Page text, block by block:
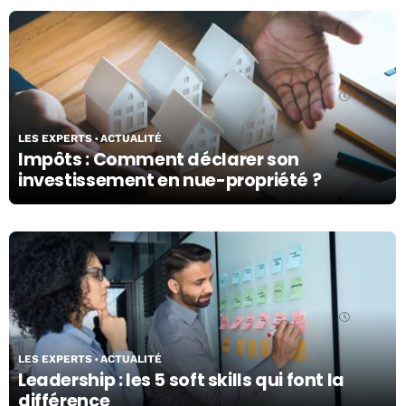
Impôts : Comment déclarer son
investissement en nue-propriété ?
LES EXPERTS ACTUALITÉ
13/05/24
Leadership : les 5 soft skills qui font la
LES EXPERTS ACTUALITÉ